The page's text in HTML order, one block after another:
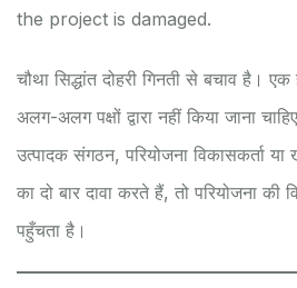
the project is damaged.
चौथा सिद्धांत दोहरी गिनती से बचाव है। एक
अलग-अलग पक्षों द्वारा नहीं किया जाना
उत्पादक संगठन, परियोजना विकासकर्ता या
का दो बार दावा करते हैं, तो परियोजना की
पहुँचता है।